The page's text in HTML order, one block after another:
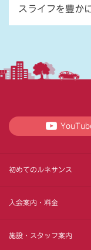
スライフを豊か
初めてのルネサンス
入会案内・料金
施設・スタッフ案内